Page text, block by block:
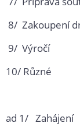
8/ Zakoupení
9/ Výročí
10/ Různé
ad 1/ Zahájení